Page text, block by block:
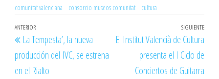
comunitat valenciana
consorcio museos comunitat cultura
Navegación
de
entradas
Entrada
anterior
ANTERIOR
La Tempesta’, la nueva
producción del IVC, se estrena
en el Rialto
SIGUIENTE
El Institut Valencià de Cultura
presenta el I Ciclo de
Conciertos de Guitarra